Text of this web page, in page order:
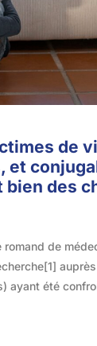
de
et
des
de
ayant été